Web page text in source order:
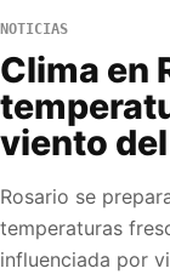
NOTICIAS
Clima en
viento del
Rosario se
temperaturas
influenciada por